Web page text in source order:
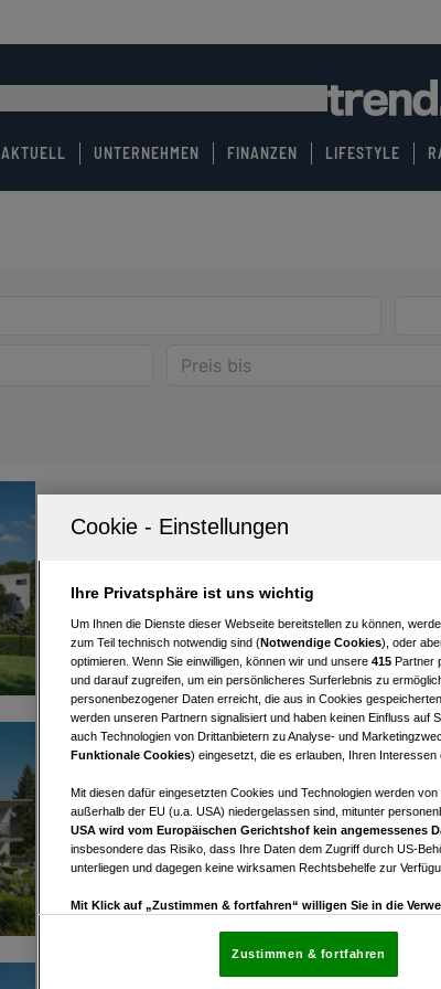
AKTUELL UNTERNEHMEN FINANZEN LIFESTYLE
8041 Graz
Exklusives Neubauprojekt am Jägerweg –
Zimmer
8041 Graz
71,13 m2
Wohnfläche
3
Zimmer
€ 383.900,00
Kaufpreis
Ihre Privatsphäre ist uns wichtig
Um Ihnen die Dienste dieser Webseite bereitstellen zu können,
zum Teil technisch notwendig sind (Notwendige Cookies), oder
optimieren. Wenn Sie einwilligen, können wir und unsere 415 Partner
und darauf zugreifen, um ein persönlicheres Surferlebnis zu
personenbezogener Daten erreicht, die aus in Cookies
werden unseren Partnern signalisiert und haben keinen Einfluss auf
auch Technologien von Drittanbietern zu Analyse- und
Funktionale Cookies) eingesetzt, die es erlauben, Ihren Interessen
Mit diesen dafür eingesetzten Cookies und Technologien werden
außerhalb der EU (u.a. USA) niedergelassen sind, mitunter
USA wird vom Europäischen Gerichtshof kein angemessenes
insbesondere das Risiko, dass Ihre Daten dem Zugriff durch US-
unterliegen und dagegen keine wirksamen Rechtsbehelfe zur
Mit Klick auf „Zustimmen & fortfahren“ willigen Sie in die
Einstellungen“, die sich auf jeder Seite unten im Footer befinden.
Zustimmen & fortfahren